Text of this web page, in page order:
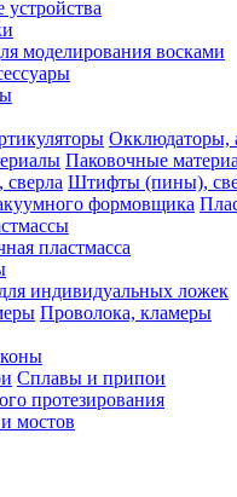
моделирования восками
Окклюдаторы,
Паковочные
Штифты (пины),
пластмасса
индивидуальных ложек
Проволока, кламеры
Сплавы и припои
протезирования
мостов